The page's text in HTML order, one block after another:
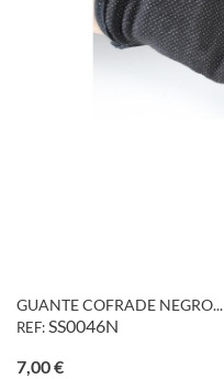
GUANTE COFRADE NEGRO...
REF:SS0046N
7,00 €Precio